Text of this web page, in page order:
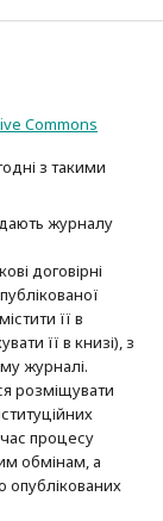
Commons
з такими
журналу
договірні
її в
її в книзі), з
журналі.
розміщувати
процесу
обмінам, а